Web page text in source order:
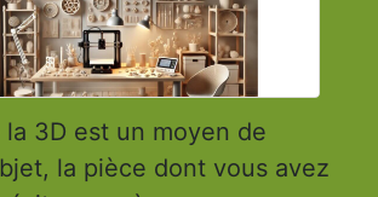
la 3D est un moyen de
la pièce dont vous avez